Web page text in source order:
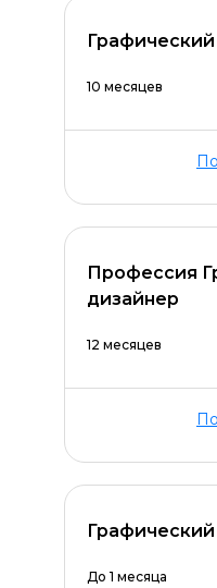
10 месяцев
Профессия
дизайнер
12 месяцев
До 1 месяца